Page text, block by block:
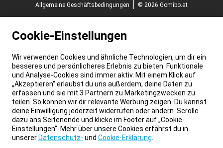
Allgemeine Geschäftsbedingungen
© 2026 Gomibo.at
Cookie-Einstellungen
Wir verwenden Cookies und ähnliche Technologien, um dir ein
besseres und persönlicheres Erlebnis zu bieten. Funktionale
und Analyse-Cookies sind immer aktiv. Mit einem Klick auf
„Akzeptieren“ erlaubst du uns außerdem, deine Daten zu
erfassen und sie mit 3 Partnern zu Marketingzwecken zu
teilen. So können wir dir relevante Werbung zeigen. Du kannst
deine Einwilligung jederzeit widerrufen oder ändern. Scrolle
dazu ans Seitenende und klicke im Footer auf „Cookie-
Einstellungen“. Mehr über unsere Cookies erfährst du in
unserer Datenschutz- und Cookie-Erklärung